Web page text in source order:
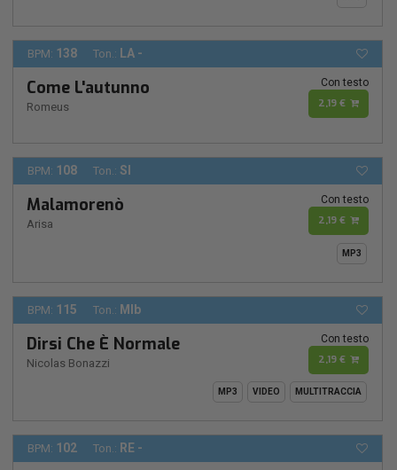
BPM: 138 Ton.: LA -
Come L'autunno
Romeus
Con testo
2,19 €
BPM: 108 Ton.: SI
Malamorenò
Arisa
Con testo
2,19 €
MP3
BPM: 115 Ton.: MIb
Dirsi Che È Normale
Nicolas Bonazzi
Con testo
2,19 €
MP3 VIDEO MULTITRACCIA
BPM: 102 Ton.: RE -